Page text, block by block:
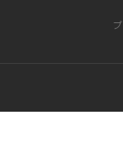
このコンテンツは掲